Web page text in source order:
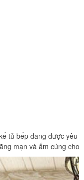
tủ bếp đang được
mạn và ấm cúng cho